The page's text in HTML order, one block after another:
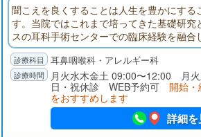
聞こえを良くすることは人生を豊かにする
す。当院ではこれまで培ってきた基礎研究
スの耳科手術センターでの臨床経験を融合
を行います。耳漏や難聴、めまいでお困り
受診されてみてください。また耳鼻咽喉科
て、耳、鼻、のど、花粉症などのアレルギ
かりやすく説明し安心して治療を行える
耳鼻咽喉科・アレルギー科
月火水木金土 09:00〜12:00 月
日・祝休診 WEB予約可 開始
をおすすめします
詳細を